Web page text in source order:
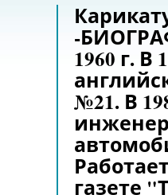
-
1960 г. В
№21. В
газете